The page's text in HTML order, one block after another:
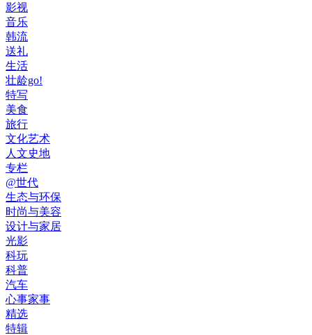
影视
音乐
韩流
送礼
生活
壮龄go!
特写
美食
旅行
文化艺术
人文史地
专栏
@世代
生态与环保
时尚与美容
设计与家居
光影
科玩
科普
汽车
心事家事
精选
特辑